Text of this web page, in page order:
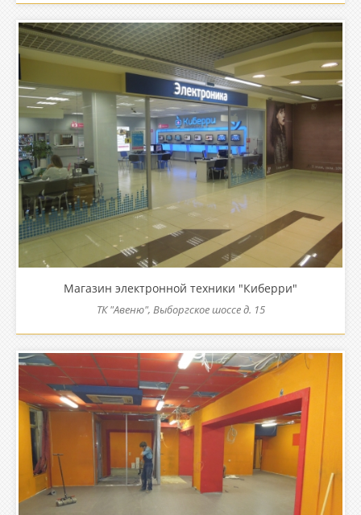
Магазин электронной техники "Киберри"
ТК "Авеню", Выборгское шоссе д. 15